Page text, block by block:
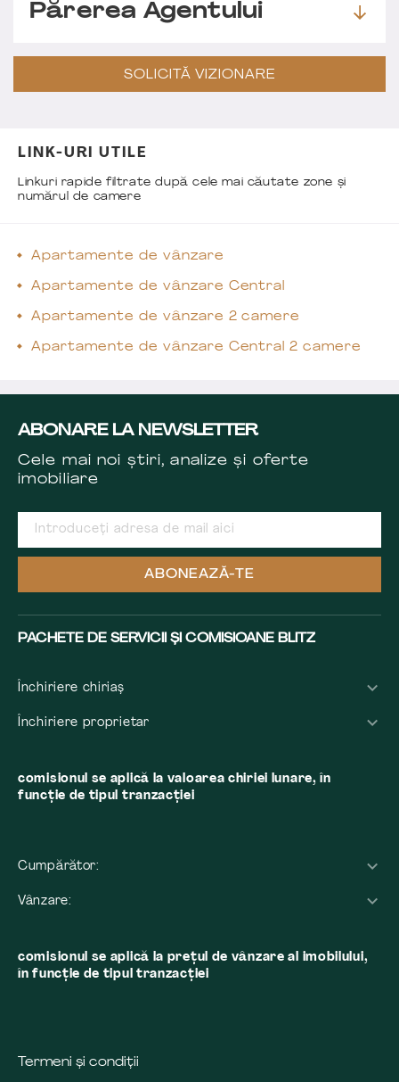
Părerea Agentului
SOLICITĂ VIZIONARE
LINK-URI UTILE
Linkuri rapide filtrate după cele mai căutate zone și
numărul de camere
Apartamente de vânzare
Apartamente de vânzare Central
Apartamente de vânzare 2 camere
Apartamente de vânzare Central 2 camere
ABONARE LA NEWSLETTER
Cele mai noi știri, analize și oferte
imobiliare
ABONEAZĂ-TE
PACHETE DE SERVICII ȘI COMISIOANE BLITZ
Închiriere chiriaș
Închiriere proprietar
comisionul se aplică la valoarea chiriei lunare, în
funcție de tipul tranzacției
Cumpărător:
Vânzare:
comisionul se aplică la preţul de vânzare al imobilului,
în funcţie de tipul tranzacţiei
Termeni și condiții